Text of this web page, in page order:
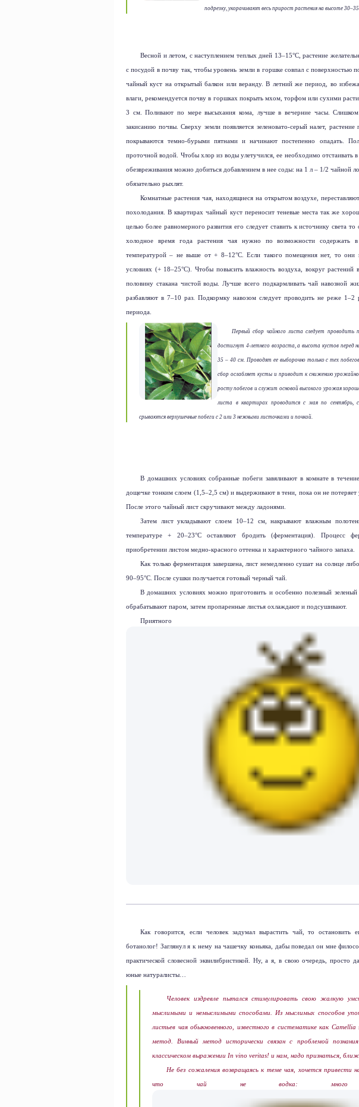
подрезку, укорачивают весь прирост растения на высоте
Весной и летом, с наступлением теплых дней 13–15°С, растение
с посудой в почву так, чтобы уровень земли в горшке совпал с поверхностью
чайный куст на открытый балкон или веранду. В летний же период, во
влаги, рекомендуется почву в горшках покрыть мхом, торфом или сухими
3 см. Поливают по мере высыхания кома, лучше в вечерние часы. Слишком
закисанию почвы. Сверху земли появляется зеленовато-серый налет, растение
покрываются темно-бурыми пятнами и начинают постепенно опадать.
проточной водой. Чтобы хлор из воды улетучился, ее необходимо отстаивать
обезвреживания можно добиться добавлением в нее соды: на 1 л – 1/2 чайной
обязательно рыхлят.
Комнатные растения чая, находящиеся на открытом воздухе,
похолодания. В квартирах чайный куст переносит теневые места так же
целью более равномерного развития его следует ставить к источнику света
холодное время года растения чая нужно по возможности содержать
температурой – не выше от + 8–12°С. Если такого помещения нет, то они
условиях (+ 18–25°С). Чтобы повысить влажность воздуха, вокруг растений
половину стакана чистой воды. Лучше всего подкармливать чай навозной
разбавляют в 7–10 раз. Подкормку навозом следует проводить не реже 1–2
периода.
Первый сбор чайного листа следует проводить
достигнут 4-летнего возраста, а высота кустов перед
35 – 40 см. Проводят ее выборочно только с тех
сбор ослабляет кусты и приводит к снижению
росту побегов и служит основой высокого урожая
листа в квартирах проводится с мая по сентябрь,
срываются верхушечные побеги с 2 или 3 нежными листочками и почкой.
В домашних условиях собранные побеги завяливают в комнате в
дощечке тонким слоем (1,5–2,5 см) и выдерживают в тени, пока он не потеряет
После этого чайный лист скручивают между ладонями.
Затем лист укладывают слоем 10–12 см, накрывают влажным
температуре + 20–23°С оставляют бродить (ферментация). Процесс
приобретении листом медно-красного оттенка и характерного чайного запаха.
Как только ферментация завершена, лист немедленно сушат на солнце
90–95°С. После сушки получается готовый черный чай.
В домашних условиях можно приготовить и особенно полезный
обрабатывают паром, затем пропаренные листья охлаждают и подсушивают.
Приятного
Как говорится, если человек задумал вырастить чай, то остановить
ботанолог! Заглянул я к нему на чашечку коньяка, дабы поведал он мне
практической словесной эквилибристикой. Ну, а я, в свою очередь, просто
юные натуралисты…
Человек издревле пытался стимулировать свою жалкую
мыслимыми и немыслимыми способами. Из мыслимых способов
листьев чая обыкновенного, известного в систематике как Camellia
метод. Винный метод исторически связан с проблемой
классическом выражении In vino veritas! и нам, надо признаться,
Не без сожаления возвращаясь к теме чая, хочется привести
что чай не водка: много